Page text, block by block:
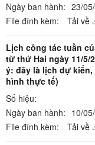
Ngày ban hành: 23/
File đính kèm:
Tải về
Lịch công tác tuần
từ thứ Hai ngày 11/5/
ý: đây là lịch dự
hình thực tế)
Số hiệu:
Ngày ban hành: 10/
File đính kèm:
Tải về